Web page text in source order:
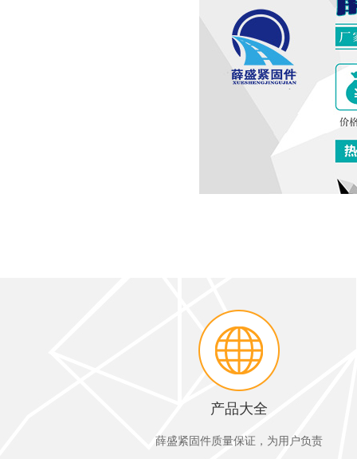
产品大全
薛盛紧固件质量保证，为用户负责